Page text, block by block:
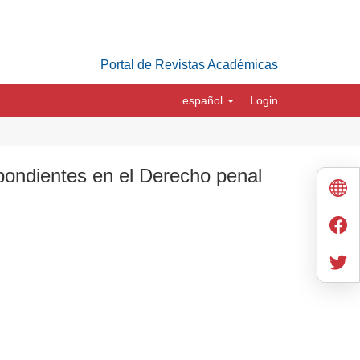
Portal de Revistas Académicas
español Login
en el Derecho penal